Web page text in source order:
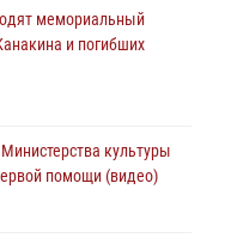
мероприятий в
мемориальный
и погибших
культуры
помощи (видео)